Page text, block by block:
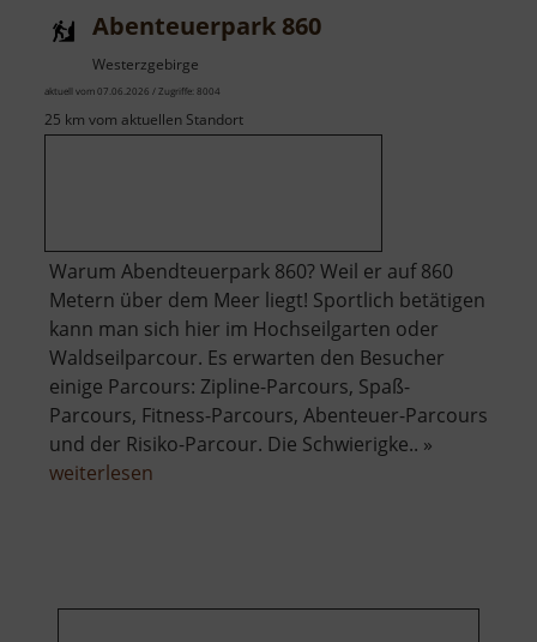
Abenteuerpark 860
Westerzgebirge
aktuell vom 07.06.2026 / Zugriffe: 8004
25 km vom aktuellen Standort
Warum Abendteuerpark 860? Weil er auf 860
Metern über dem Meer liegt! Sportlich betätigen
kann man sich hier im Hochseilgarten oder
Waldseilparcour. Es erwarten den Besucher
einige Parcours: Zipline-Parcours, Spaß-
Parcours, Fitness-Parcours, Abenteuer-Parcours
und der Risiko-Parcour. Die Schwierigke.. »
weiterlesen